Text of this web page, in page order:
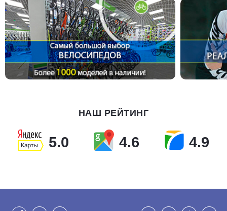
НАШ РЕЙТИНГ
5.0 4.6 4.9